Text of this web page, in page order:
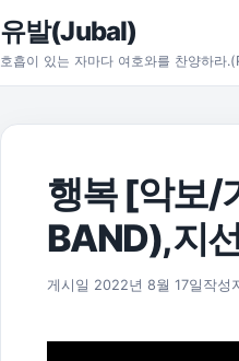
본문으로 건너뛰기
유발(Jubal)
호흡이 있는 자마다 여호와를 찬양하라
행복 [악보/
BAND),지
게시일 2022년 8월 17일 2025
작성